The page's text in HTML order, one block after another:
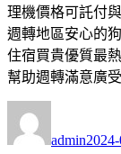
理機價格可託付
週轉地區安心的
住宿買貴優質最
幫助週轉滿意廣
者
admin佈